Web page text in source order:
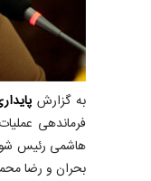
به گزارش
فرماندهی
هاشمی رئیس
بحران و رضا